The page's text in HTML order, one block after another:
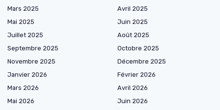
Mars 2025
Avril 2025
Mai 2025
Juin 2025
Juillet 2025
Août 2025
Septembre 2025
Octobre 2025
Novembre 2025
Décembre 2025
Janvier 2026
Février 2026
Mars 2026
Avril 2026
Mai 2026
Juin 2026